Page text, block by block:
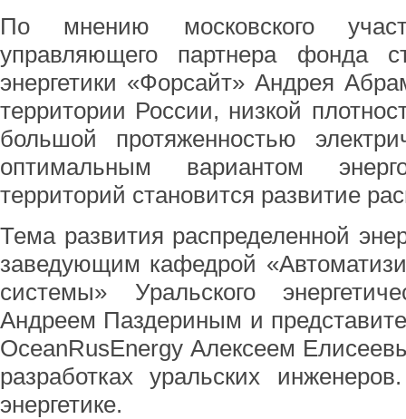
По мнению московского
управляющего партнера фонда
энергетики «Форсайт» Андрея
территории России, низкой
большой протяженностью
оптимальным вариантом
территорий становится развитие
Тема развития распределенной
заведующим кафедрой
системы» Уральского
Андреем Паздериным и
OceanRusEnergy Алексеем
разработках уральских
энергетике.